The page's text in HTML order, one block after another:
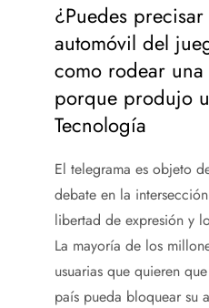
¿Puedes
automóvil del
como rodear
porque produjo
Tecnología
El telegrama es objeto
debate en la
libertad de expresión y
La mayoría de los
usuarias que quieren
país pueda bloquear su